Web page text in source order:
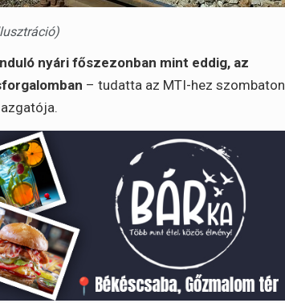
nyári főszezonban mint eddig, az
– tudatta az MTI-hez szombaton